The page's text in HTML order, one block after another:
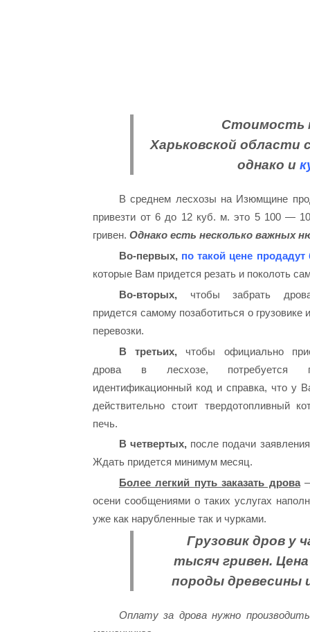
Стоимость
Харьковской области
однако и
В среднем лесхозы на Изюмщине
привезти от 6 до 12 куб. м. это 5 100 —
гривен.Однако есть несколько важных
Во-первых, по такой цене продадут
которые Вам придется резать и поколоть
Во-вторых,чтобы забрать
придется самому позаботиться о грузовике
перевозки.
В третьих, чтобы официально
дрова в лесхозе, потребуется
идентификационный код и справка, что у
действительно стоит твердотопливный
печь.
В четвертых, после подачи
Ждать придется минимум месяц.
Более легкий путь заказать дрова–
осени сообщениями о таких услугах
уже как нарубленные так и чурками.
Грузовик дров у
тысяч гривен.
породы древесины
Оплату за дрова нужно